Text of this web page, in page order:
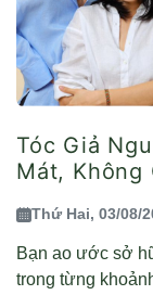
Tóc Giả
Mát, Không
Thứ Hai, 03/08/
Bạn ao ước sở
trong từng